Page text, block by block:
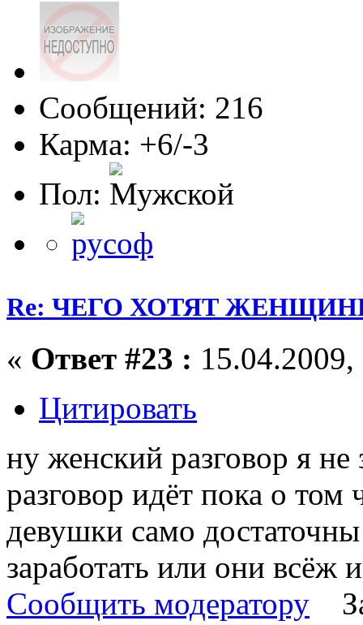
Сообщений: 216
Карма: +6/-3
Пол:
Re: ЧЕГО ХОТЯТ
« Ответ #23 :
Цитировать
ну женский разговор я
разговор идёт пока о
девушки само
заработать или они всёж
Сообщить модератору